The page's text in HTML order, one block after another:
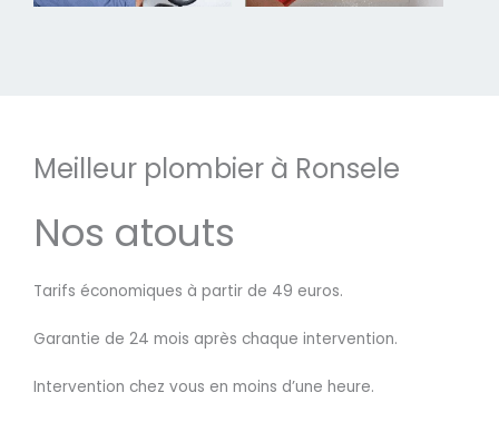
Meilleur plombier à Ronsele
Nos atouts
Tarifs économiques à partir de 49 euros.
Garantie de 24 mois après chaque intervention.
Intervention chez vous en moins d’une heure.